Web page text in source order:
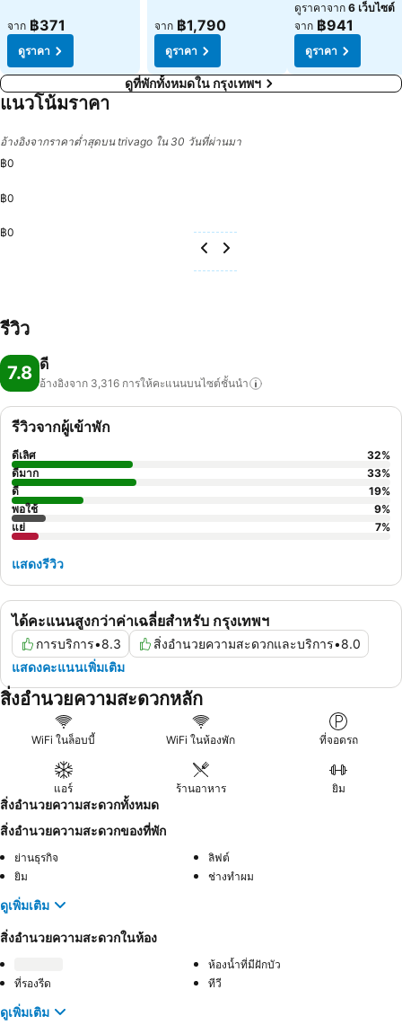
จาก ฿371
ดูราคา
จาก ฿1,790
ดูราคา
ดูราคาจาก 6 เว็บไซต์
จาก ฿941
ดูราคา
ดูที่พักทั้งหมดใน กรุงเทพฯ
แนวโน้มราคา
อ้างอิงจากราคาต่ำสุดบน trivago ใน 30 วันที่ผ่านมา
฿0
฿0
฿0
รีวิว
7.8 ดี
อ้างอิงจาก 3,316 การให้คะแนนบนไซต์ชั้นนำ
ได้คะแนนสูงกว่าค่าเฉลี่ยสำหรับ กรุงเทพฯ
การบริการ•8.3 สิ่งอำนวยความสะดวกและบริการ•8.0
แสดงคะแนนเพิ่มเติม
รีวิวจากผู้เข้าพัก
ดีเลิศ 32%
ดีมาก
33%
ดี
19%
พอใช้
9%
แย่
7%
แสดงรีวิว
สิ่งอำนวยความสะดวกหลัก
WiFi ในล็อบบี้ WiFi ในห้องพัก ที่จอดรถ
แอร์ ร้านอาหาร ยิม
สิ่งอำนวยความสะดวกทั้งหมด
สิ่งอำนวยความสะดวกของที่พัก
ย่านธุรกิจ
ลิฟต์
ยิม
ช่างทำผม
ดูเพิ่มเติม
สิ่งอำนวยความสะดวกในห้อง
ห้องน้ำที่มีฝักบัว
ที่รองรีด
ทีวี
ดูเพิ่มเติม